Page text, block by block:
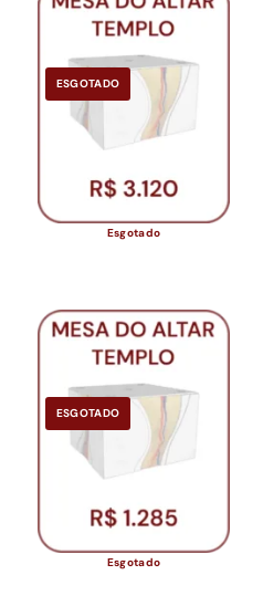
ESGOTADO
Esgotado
ESGOTADO
Esgotado